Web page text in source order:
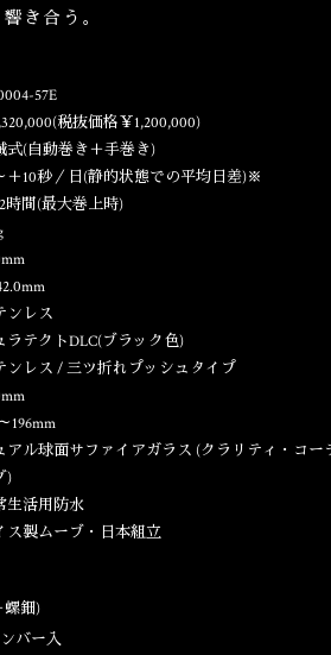
き合う。
57E
税抜価格￥1,200,000)
式(自動巻き＋手巻き)
＋10秒／日(静的状態での平均日差)※
時間(最大巻上時)
ンレス
ラテクトDLC(ブラック色)
ンレス / 三ツ折れプッシュタイプ
196mm
アル球面サファイアガラス (クラリティ・コー
)
生活用防水
ス製ムーブ・日本組立
螺鈿)
バー入